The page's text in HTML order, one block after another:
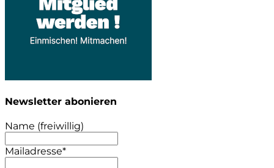
Newsletter abonieren
Name (freiwillig)
Mailadresse*